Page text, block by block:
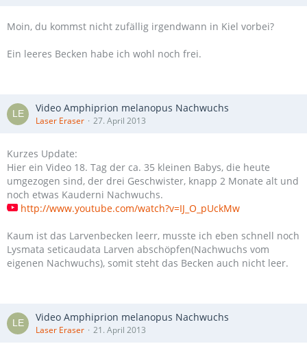
Moin, du kommst nicht zufällig irgendwann in Kiel vorbei?
Ein leeres Becken habe ich wohl noch frei.
Video Amphiprion melanopus Nachwuchs
Laser Eraser 27. April 2013
Kurzes Update:
Hier ein Video 18. Tag der ca. 35 kleinen Babys, die heute
umgezogen sind, der drei Geschwister, knapp 2 Monate alt und
noch etwas Kauderni Nachwuchs.
http://www.youtube.com/watch?v=IJ_O_pUckMw
Kaum ist das Larvenbecken leerr, musste ich eben schnell noch
Lysmata seticaudata Larven abschöpfen(Nachwuchs vom
eigenen Nachwuchs), somit steht das Becken auch nicht leer.
Video Amphiprion melanopus Nachwuchs
Laser Eraser 21. April 2013